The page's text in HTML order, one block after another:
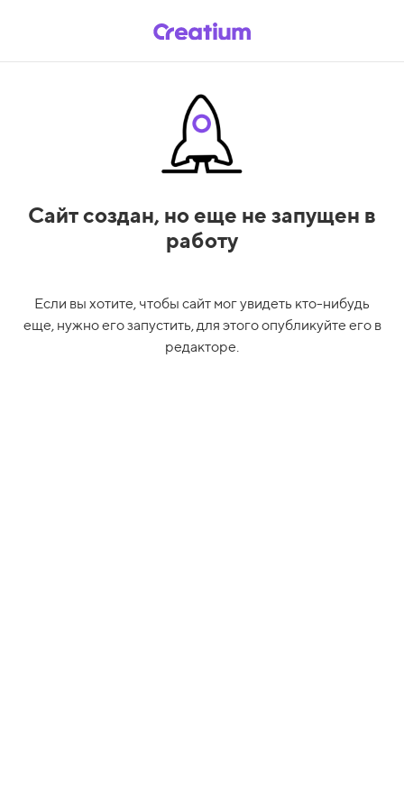
Сайт создан, но еще не запущен в
работу
Если вы хотите, чтобы сайт мог увидеть кто-нибудь
еще, нужно его запустить, для этого опубликуйте его в
редакторе.